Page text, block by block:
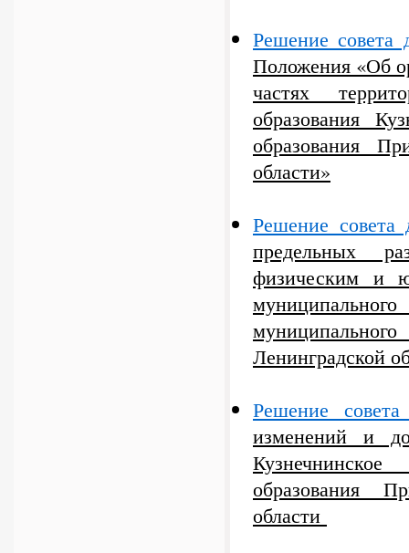
Решение
Положения «Об
частях
образования
образования
области»
Решение
предельных
физическим и
Ленинградской
Решение
изменений и
образования
области